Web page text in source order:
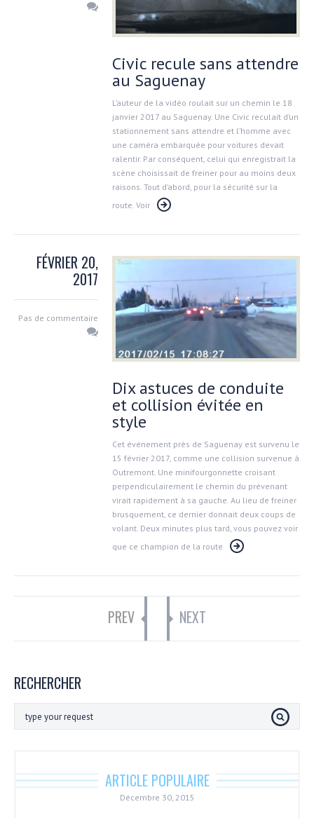
Civic recule sans attendre
au Saguenay
L’auteur de la vidéo roulait sur un chemin le 18
janvier 2017 au Saguenay. Une Civic reculait d’un
stationnement sans attendre et l’homme avec
une caméra embarquée pour voitures devait
ralentir. Par conséquent, celui qui enregistrait la
scène choisissait de freiner pour au moins deux
raisons. Tout d’abord, pour la sécurité sur la
route. Voir
FÉVRIER 20,
2017
Pas de commentaire
Dix astuces de conduite
et collision évitée en
style
Cet événement près de Saguenay est survenu le
15 février 2017, comme une collision survenue à
Outremont. Une minifourgonnette croisant
perpendiculairement le chemin du prévenant
virait rapidement à sa gauche. Au lieu de freiner
brusquement, ce dernier donnait deux coups de
volant. Deux minutes plus tard, vous pouvez voir
que ce champion de la route
PREV NEXT
RECHERCHER
ARTICLE POPULAIRE
Décembre 30, 2015